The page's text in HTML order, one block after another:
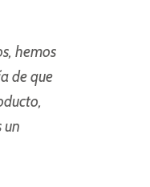
hemos
de que
un